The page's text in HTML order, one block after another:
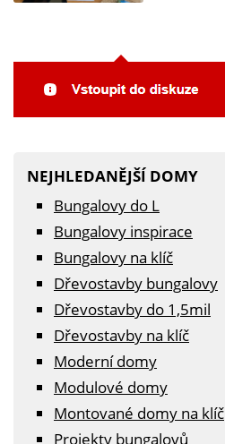
NEJHLEDANĚJŠÍ DOMY
Bungalovy do L
Bungalovy inspirace
Bungalovy na klíč
Dřevostavby bungalovy
Dřevostavby do 1,5mil
Dřevostavby na klíč
Moderní domy
Modulové domy
Montované domy na klíč
Projekty bungalovů